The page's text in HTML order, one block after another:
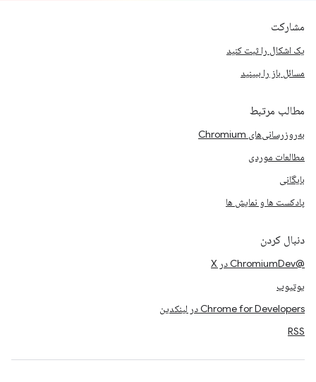
مشارکت
یک اشکال را ثبت کنید
مسائل باز را ببینید
مطالب مرتبط
به‌روزرسانی‌های Chromium
مطالعات موردی
بایگانی
پادکست ها و نمایش ها
دنبال کردن
@ChromiumDev در X
یوتیوب
Chrome for Developers در لینکدین
RSS